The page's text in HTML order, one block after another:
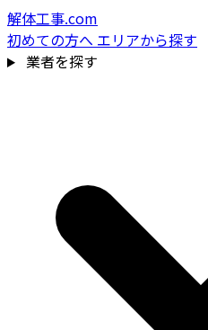
解体工事.com
初めての方へ エリアから探す
業者を探す